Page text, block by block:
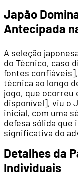
Japão
Antecipada
A seleção
do Técnico, caso
fontes
técnica ao longo
jogo, que ocorreu
disponível], viu o
inicial, com uma
defesa sólida que
significativa do
Detalhes da
Individuais